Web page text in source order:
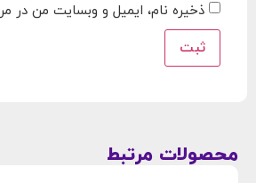
ذخیره نام، ایمیل و وبسایت من در
محصولات مرتبط